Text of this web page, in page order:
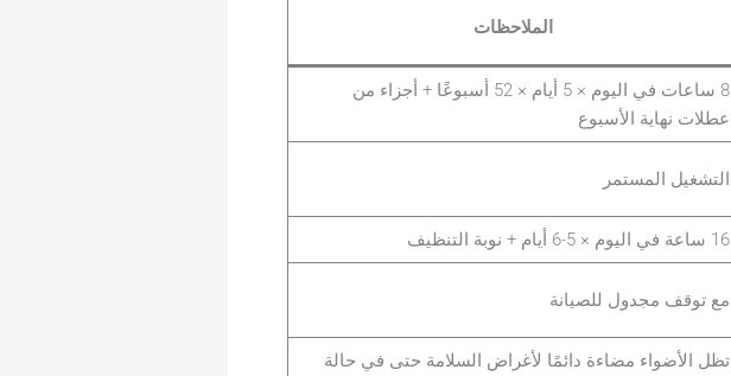
الملاحظات
8 ساعات في اليوم × 5 أيام × 52 أسبوعًا + أجزاء من
عطلات نهاية الأسبوع
التشغيل المستمر
16 ساعة في اليوم × 5-6 أيام + نوبة التنظيف
مع توقف مجدول للصيانة
تظل الأضواء مضاءة دائمًا لأغراض السلامة حتى في حالة